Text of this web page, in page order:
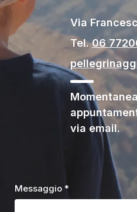
Via
Tel.06
via email.
Messaggio *